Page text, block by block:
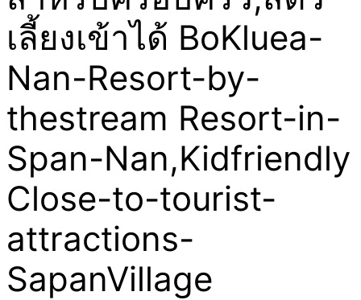
เลี้ยงเข้าได้ BoKluea-
Nan-Resort-by-
thestream Resort-in-
Span-Nan,Kidfriendly
Close-to-tourist-
attractions-
SapanVillage